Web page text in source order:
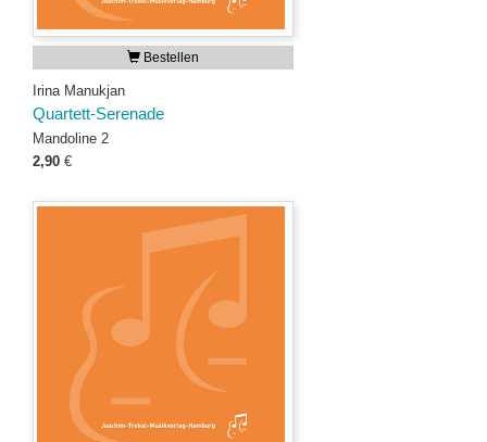
Bestellen
Irina Manukjan
Quartett-Serenade
Mandoline 2
2,90 €